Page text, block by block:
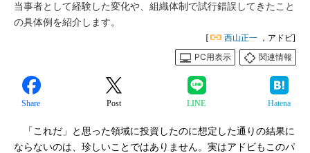
当事者として経験した変化や、組織体制で試行錯誤してきたこと
の具体例を紹介します。
[ 西山正一 ，アドビ]
PC用表示
関連情報
Share Post LINE Hatena
「これだ」と思った領域に投資したのに想定した通りの結果に
ならないのは、珍しいことではありません。実はアドビもこのパ